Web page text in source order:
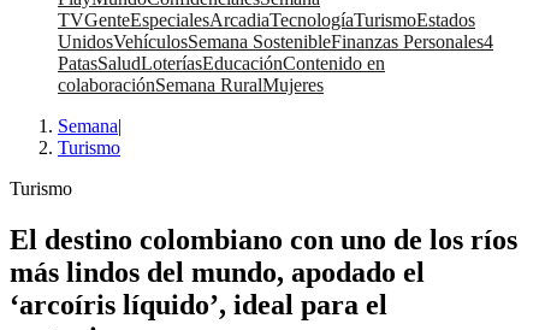
TVGenteEspecialesArcadiaTecnologíaTurismoEstados
UnidosVehículosSemana SostenibleFinanzas Personales4
PatasSaludLoteríasEducaciónContenido en
colaboraciónSemana RuralMujeres
Semana|
Turismo
Turismo
El destino colombiano con uno de los ríos
más lindos del mundo, apodado el
‘arcoíris líquido’, ideal para el